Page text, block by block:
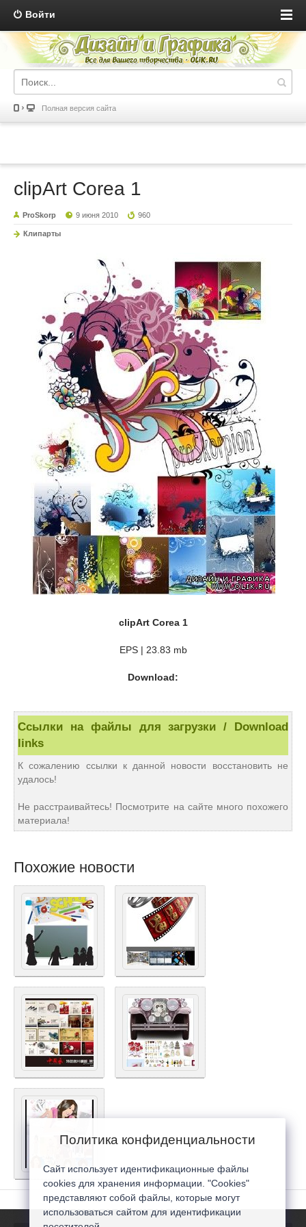
Войти
Полная версия сайта
clipArt Corea 1
ProSkorp 9 июня 2010 960
Клипарты
clipArt Corea 1
EPS | 23.83 mb
Download:
Ссылки на файлы для загрузки / Download
links
К сожалению ссылки к данной новости восстановить не
удалось!
Не расстраивайтесь! Посмотрите на сайте много похожего
материала!
Похожие новости
Политика конфиденциальности
Сайт использует идентификационные файлы
cookies для хранения информации. "Cookies"
представляют собой файлы, которые могут
использоваться сайтом для идентификации